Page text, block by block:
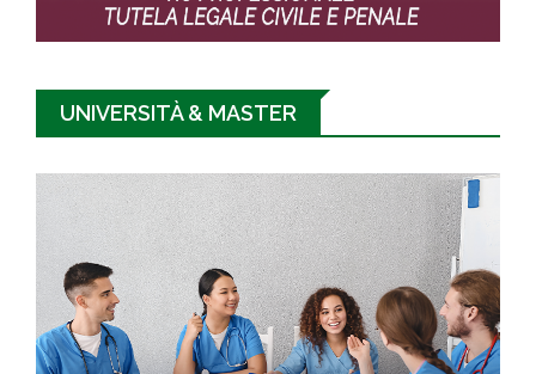
UNIVERSITÀ & MASTER